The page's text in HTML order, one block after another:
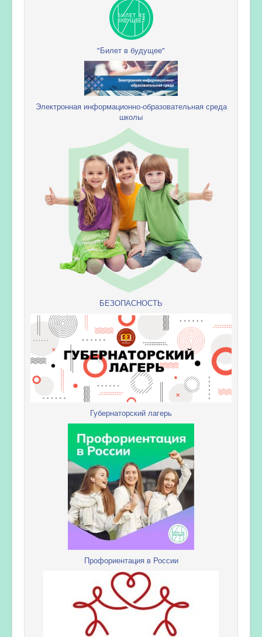
"Билет в будущее"
Электронная информационно-образовательная среда
школы
БЕЗОПАСНОСТЬ
Губернаторский лагерь
Профориентация в России